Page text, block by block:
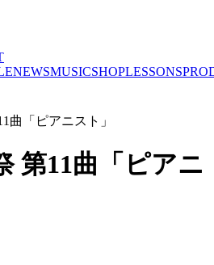
NEWSMUSICSHOPLESSONS
曲「ピアニスト」
第11曲「ピアニ